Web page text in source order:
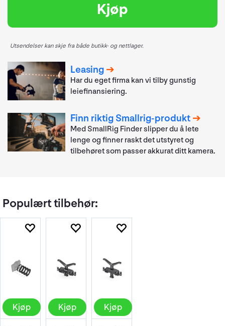
Kjøp
Utsendelser kan skje fra både butikk- og nettlager.
Leasing
Har du eget firma kan vi tilby gunstig
leiefinansiering.
Finn riktig Smallrig-produkt
Med SmallRig Finder slipper du å lete
lenge og finner raskt det utstyret og
tilbehøret som passer akkurat ditt kamera.
Populært tilbehør:
Kjøp Kjøp Kjøp